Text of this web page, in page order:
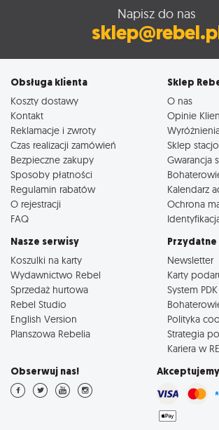
Napisz do nas
Obsługa klienta
Koszty dostawy
Kontakt
Reklamacje i zwroty
Czas realizacji zamówień
Bezpieczne zakupy
Sposoby płatności
Regulamin rabatów
O rejestracji
FAQ
Sklep
O nas
Opinie
Sklep
Gwarancja
Kalendarz
Ochrona
Nasze serwisy
Koszulki na karty
Wydawnictwo Rebel
Sprzedaż hurtowa
Rebel Studio
English Version
Planszowa Rebelia
Newsletter
Karty
System
Polityka
Strategia
Kariera w
Obserwuj nas!